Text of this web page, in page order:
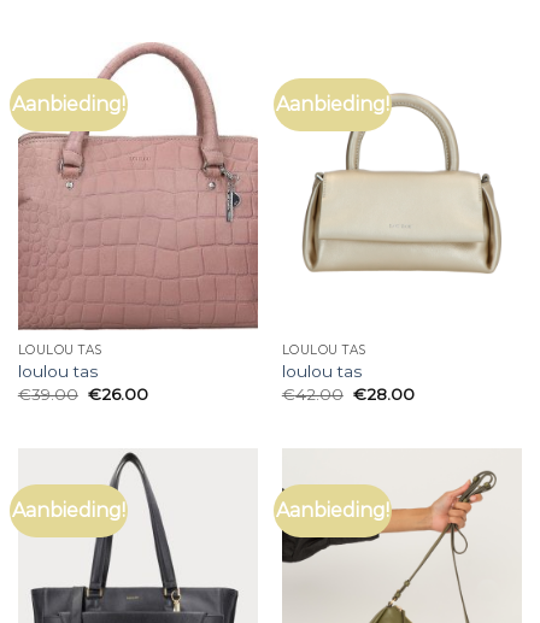
Aanbieding!
LOULOU TAS
loulou tas
€39.00 €26.00
Aanbieding!
LOULOU TAS
loulou tas
€42.00 €28.00
Aanbieding! Aanbieding!